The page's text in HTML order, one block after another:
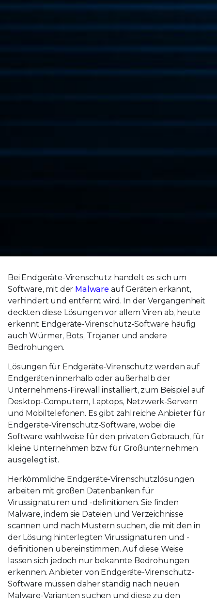
Bei Endgeräte-Virenschutz handelt es sich um
Software, mit der Malware auf Geräten erkannt,
verhindert und entfernt wird. In der Vergangenheit
deckten diese Lösungen vor allem Viren ab, heute
erkennt Endgeräte-Virenschutz-Software häufig
auch Würmer, Bots, Trojaner und andere
Bedrohungen.
Lösungen für Endgeräte-Virenschutz werden auf
Endgeräten innerhalb oder außerhalb der
Unternehmens-Firewall installiert, zum Beispiel auf
Desktop-Computern, Laptops, Netzwerk-Servern
und Mobiltelefonen. Es gibt zahlreiche Anbieter für
Endgeräte-Virenschutz-Software, wobei die
Software wahlweise für den privaten Gebrauch, für
kleine Unternehmen bzw. für Großunternehmen
ausgelegt ist.
Herkömmliche Endgeräte-Virenschutzlösungen
arbeiten mit großen Datenbanken für
Virussignaturen und -definitionen. Sie finden
Malware, indem sie Dateien und Verzeichnisse
scannen und nach Mustern suchen, die mit den in
der Lösung hinterlegten Virussignaturen und -
definitionen übereinstimmen. Auf diese Weise
lassen sich jedoch nur bekannte Bedrohungen
erkennen. Anbieter von Endgeräte-Virenschutz-
Software müssen daher ständig nach neuen
Malware-Varianten suchen und diese zu den